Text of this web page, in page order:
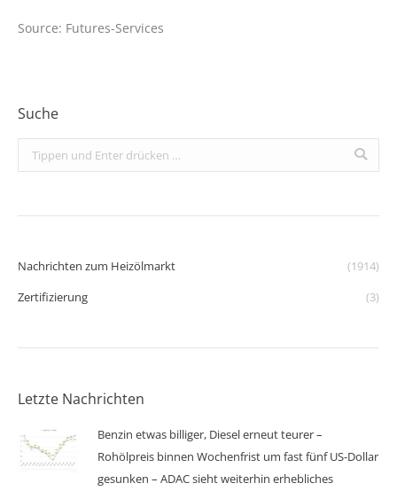
Source: Futures-Services
Suche
Search:
Nachrichten zum Heizölmarkt
(1914)
Zertifizierung
(3)
Letzte Nachrichten
Benzin etwas billiger, Diesel erneut teurer –
Rohölpreis binnen Wochenfrist um fast fünf US-Dollar
gesunken – ADAC sieht weiterhin erhebliches